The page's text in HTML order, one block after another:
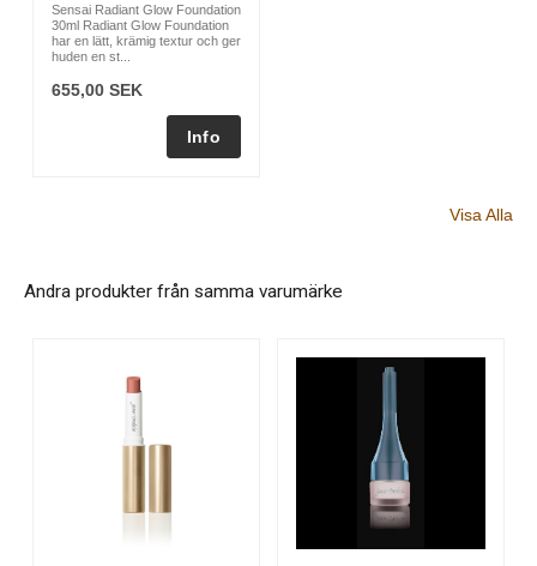
Sensai Radiant Glow Foundation
30ml Radiant Glow Foundation
har en lätt, krämig textur och ger
huden en st...
655,00 SEK
Visa Alla
Andra produkter från samma varumärke